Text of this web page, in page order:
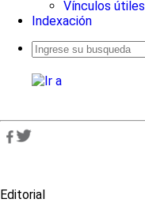
Vínculos útiles
Indexación
Editorial